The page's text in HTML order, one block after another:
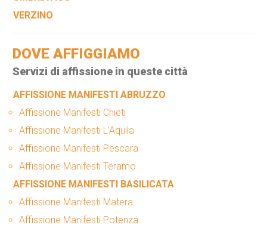
VERZINO
DOVE AFFIGGIAMO
Servizi di affissione in queste città
AFFISSIONE MANIFESTI ABRUZZO
Affissione Manifesti Chieti
Affissione Manifesti L’Aquila
Affissione Manifesti Pescara
Affissione Manifesti Teramo
AFFISSIONE MANIFESTI BASILICATA
Affissione Manifesti Matera
Affissione Manifesti Potenza